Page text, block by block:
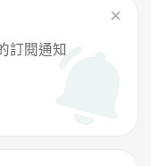
訂閱通知